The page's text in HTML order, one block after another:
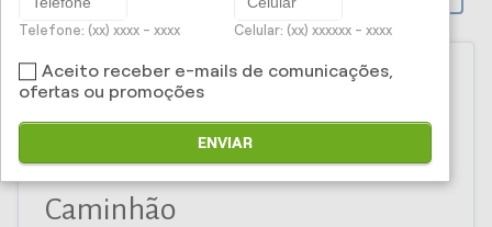
Iti Corretora e Administradora
de Seguros Ltda - Seguro para
Caminhão
Telefone: (xx) xxxx - xxxx Celular: (xx) xxxxxx - xxxx
Aceito receber e-mails de comunicações,
ofertas ou promoções
ENVIAR